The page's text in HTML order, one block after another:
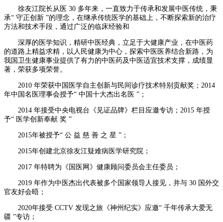
徐友江院长从医 30 多年来，一直致力于传承和发展中医传统，秉
承“ 守正创新 ”的理念，在继承传统医学的基础上，不断探索新的治疗
方法和技术手段，通过广泛的临床经验和
深厚的医学知识，精研中医经典，立足于大健康产业，在中医药
的道路上精益求精，以人民健康为中心，探索中医医养结合新路，为
我国卫生健康事业提供了有力的中医药及中医适宜技术支撑，成绩显
著，荣获多项荣誉。
2010 年荣获中国医学自主创新与民间诊疗技术特别贡献奖；2014
年中国名医理事会授予“ 中国十大杰出名医 ”；
2014 年接受中央电视台《见证品牌》栏目应邀专访；2015 年授
予“ 医学创新奉献 奖 ”
2015年被授予“ 公 益 慈 善 之 星 ”；
2015年创建北京徐友江疑难病医学研究院；
2017 年特聘为《国医网》健康顾问委员会主任委员；
2019 年作为中医杰出代表被多个国家领导人接见，并与 30 国外交
官友好会晤；
2020年接受 CCTV 发现之旅《神州纪实》应邀“ 千年传承大爱无
疆 ”专访；